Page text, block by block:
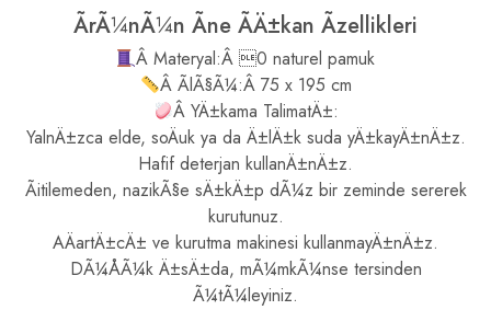
ÃrÃ¼nÃ¼n Ãne ÃÄ±kan Ãzellikleri
Â Materyal:Â 0 naturel pamuk
Â ÃlÃ§Ã¼:Â 75 x 195 cm
Â YÄ±kama TalimatÄ±:
YalnÄ±zca elde, soÄuk ya da Ä±lÄ±k suda yÄ±kayÄ±nÄ±z.
Hafif deterjan kullanÄ±nÄ±z.
Ãitilemeden, nazikÃ§e sÄ±kÄ±p dÃ¼z bir zeminde sererek
kurutunuz.
AÄartÄ±cÄ± ve kurutma makinesi kullanmayÄ±nÄ±z.
DÃ¼ÅÃ¼k Ä±sÄ±da, mÃ¼mkÃ¼nse tersinden
Ã¼tÃ¼leyiniz.